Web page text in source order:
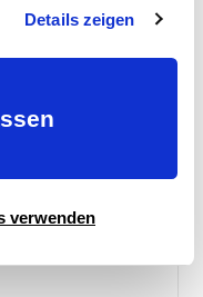
—
Details zeigen
verwenden